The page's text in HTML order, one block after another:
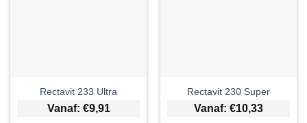
Rectavit 233 Ultra
Vanaf: €9,91
Rectavit 230 Super
Vanaf: €10,33